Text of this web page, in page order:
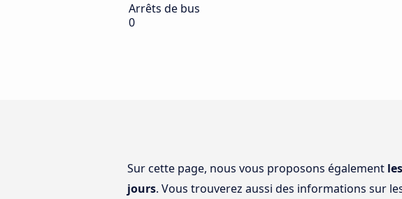
Arrêts de bus
0
Sur cette page, nous vous proposons également
jours. Vous trouverez aussi des informations sur